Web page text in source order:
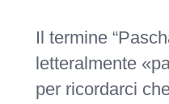
Il termine
letteralmente
per ricordarci